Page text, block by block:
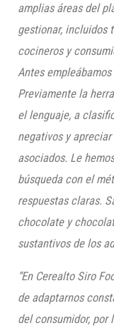
amplias áreas del
gestionar, incluidos
cocineros y
Antes
Previamente la
el lenguaje, a
negativos y
asociados. Le
búsqueda con el
respuestas claras.
chocolate y
sustantivos de los
“En Cerealto Siro
de adaptarnos
del consumidor, por